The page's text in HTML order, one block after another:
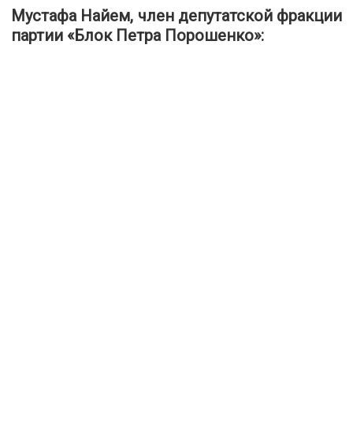
Мустафа Найем, член депутатской фракции
партии «Блок Петра Порошенко»: